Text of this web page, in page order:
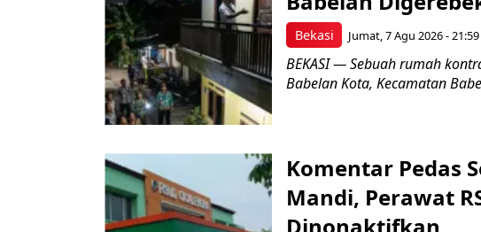
Bekasi Jumat, 7 Agu 2026 - 21:59
BEKASI — Sebuah rumah
Babelan Kota, Kecamatan
Komentar Pedas
Mandi, Perawat